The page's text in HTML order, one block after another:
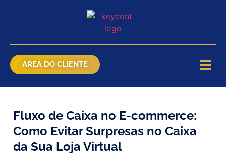
ÁREA DO CLIENTE
Fluxo de Caixa no E-commerce:
Como Evitar Surpresas no Caixa
da Sua Loja Virtual